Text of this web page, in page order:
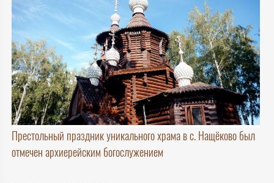
Престольный праздник уникального храма в с. Нащёково был
отмечен архиерейским богослужением